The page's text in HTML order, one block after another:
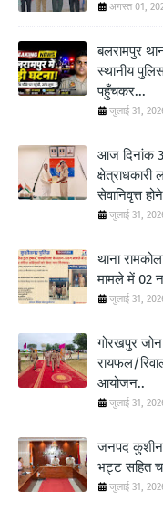
अगस्त 01,
बलरामपुर
स्थानीय
पहुँचकर...
जुलाई 31,
आज दिनांक
क्षेत्राधकारी
सेवानिवृत्त
जुलाई 31,
थाना
मामले में 02
जुलाई 31,
गोरखपुर
रायफल/
आयोजन..
जुलाई 31,
जनपद
भट्ट सहित
जुलाई 31,